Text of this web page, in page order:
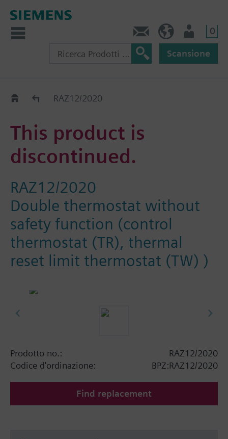
0
Scansione
Old2NewRAZ12/2020
This product is
discontinued.
RAZ12/2020
Double thermostat without
safety function (control
thermostat (TR), thermal
reset limit thermostat (TW) )
Prodotto no.:
RAZ12/2020
Codice d'ordinazione:
BPZ:RAZ12/2020
Find replacement